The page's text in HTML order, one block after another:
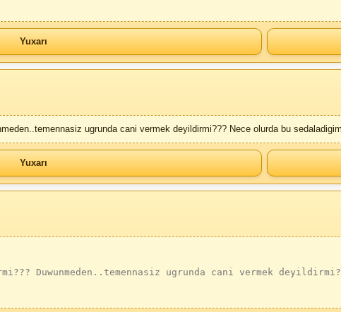
Yuxarı
ugrunda cani vermek deyildirmi??? Nece olurda bu
Yuxarı
Duwunmeden..temennasiz ugrunda cani vermek